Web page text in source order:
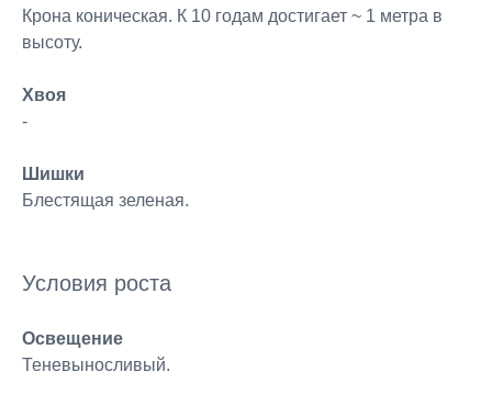
Крона коническая. К 10 годам достигает ~ 1 метра в
высоту.
Хвоя
-
Шишки
Блестящая зеленая.
Условия роста
Освещение
Теневыносливый.